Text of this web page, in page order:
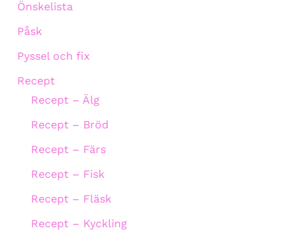
Önskelista
Påsk
Pyssel och fix
Recept
Recept – Älg
Recept – Bröd
Recept – Färs
Recept – Fisk
Recept – Fläsk
Recept – Kyckling